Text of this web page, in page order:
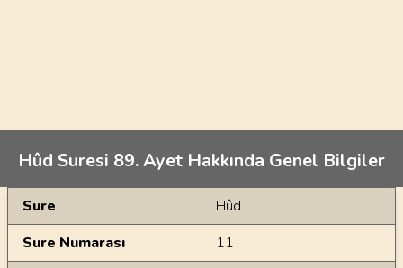
Hûd Suresi 89. Ayet Hakkında Genel Bilgiler
Genel Bilgiler
Sure
Hûd
Sure Numarası
11